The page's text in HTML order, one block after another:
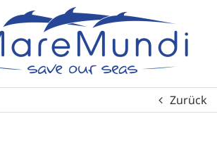
Zurück